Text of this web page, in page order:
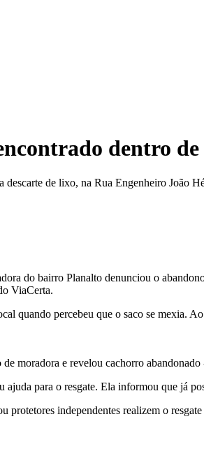
dentro
descarte de lixo, na Rua Engenheiro João
do bairro Planalto denunciou o
ViaCerta.
quando percebeu que o saco se mexia.
moradora e revelou cachorro
ajuda para o resgate. Ela informou que já
protetores independentes realizem o